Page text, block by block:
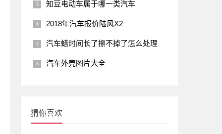
知豆电动车属于哪一类汽车
2018年汽车报价陆风X2
汽车蜡时间长了擦不掉了怎么处理
汽车外壳图片大全
猜你喜欢